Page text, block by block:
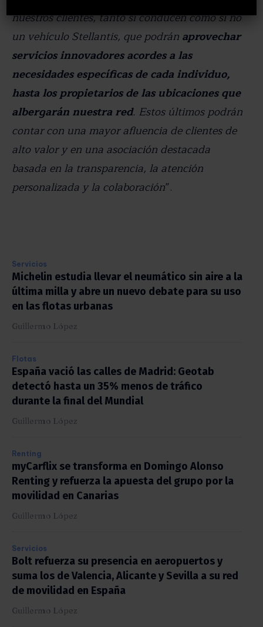
nuestros clientes, tanto si conducen como si no
un vehículo Stellantis, que podrán aprovechar
servicios innovadores acordes a las
necesidades específicas de cada individuo,
hasta los propietarios de las ubicaciones que
albergarán nuestra red. Estos últimos podrán
contar con una mayor afluencia de clientes de
alto valor y en una asociación destacada
basada en la transparencia, la atención
personalizada y la colaboración”.
Servicios
Michelin estudia llevar el neumático sin aire a la
última milla y abre un nuevo debate para su uso
en las flotas urbanas
Guillermo López
Flotas
España vació las calles de Madrid: Geotab
detectó hasta un 35% menos de tráfico
durante la final del Mundial
Guillermo López
Renting
myCarflix se transforma en Domingo Alonso
Renting y refuerza la apuesta del grupo por la
movilidad en Canarias
Guillermo López
Servicios
Bolt refuerza su presencia en aeropuertos y
suma los de Valencia, Alicante y Sevilla a su red
de movilidad en España
Guillermo López